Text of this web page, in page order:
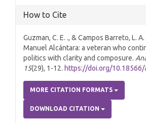
How to Cite
Guzman, C. E. ., & Campos Barreto, L. A.
Manuel Alcántara: a veteran who
politics with clarity and composure.
15(29), 1-12. https://doi.org/10.18566/
MORE CITATION FORMATS
DOWNLOAD CITATION